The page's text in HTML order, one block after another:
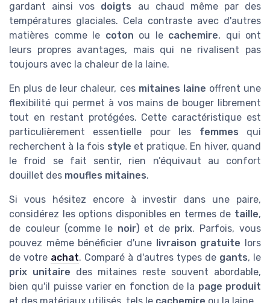
gardant ainsi vos doigts au chaud même par des
températures glaciales. Cela contraste avec d'autres
matières comme le coton ou le cachemire, qui ont
leurs propres avantages, mais qui ne rivalisent pas
toujours avec la chaleur de la laine.
En plus de leur chaleur, ces mitaines laine offrent une
flexibilité qui permet à vos mains de bouger librement
tout en restant protégées. Cette caractéristique est
particulièrement essentielle pour les femmes qui
recherchent à la fois style et pratique. En hiver, quand
le froid se fait sentir, rien n’équivaut au confort
douillet des moufles mitaines.
Si vous hésitez encore à investir dans une paire,
considérez les options disponibles en termes de taille,
de couleur (comme le noir) et de prix. Parfois, vous
pouvez même bénéficier d'une
livraison gratuite lors
de votre achat. Comparé à d'autres types de gants, le
prix unitaire des mitaines reste souvent abordable,
bien qu'il puisse varier en fonction de la page produit